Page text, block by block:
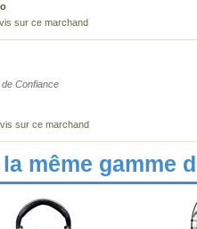
sur ce marchand
Confiance
sur ce marchand
même gamme